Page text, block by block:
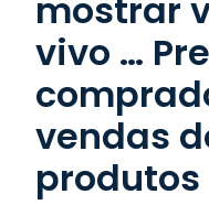
mostrar
vivo …
vendas
produtos